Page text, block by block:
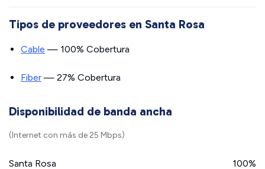
Tipos de proveedores en Santa Rosa
Cable — 100% Cobertura
Fiber — 27% Cobertura
Disponibilidad de banda ancha
(Internet con más de 25 Mbps)
Santa Rosa 100%